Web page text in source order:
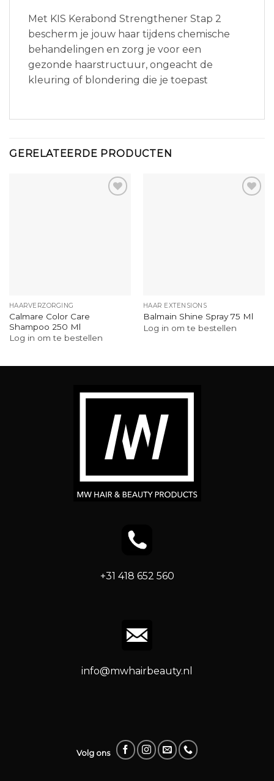
Met KIS Kerabond Strengthener Stap 2
bescherm je jouw haar tijdens chemische
behandelingen en zorg je voor een
gezonde haarstructuur, ongeacht de
kleuring of blondering die je toepast
GERELATEERDE PRODUCTEN
HAARVERZORGING
Calmare Color Care
Shampoo 250 Ml
Log in om te bestellen
HAAR EXTENSIONS
Balmain Shine Spray 75 Ml
Log in om te bestellen
+31 418 652 560
info@mwhairbeauty.nl
Volg ons